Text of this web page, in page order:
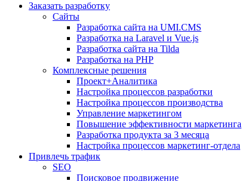
Заказать разработку
Сайты
Разработка сайта на UMI.CMS
Разработка на Laravel и Vue.js
Разработка сайта на Tilda
Разработка на PHP
Комплексные решения
Проект+Аналитика
Настройка процессов разработки
Настройка процессов производства
Управление маркетингом
Повышение эффективности маркетинга
Разработка продукта за 3 месяца
Настройка процессов маркетинг-отдела
Привлечь трафик
SEO
Поисковое продвижение